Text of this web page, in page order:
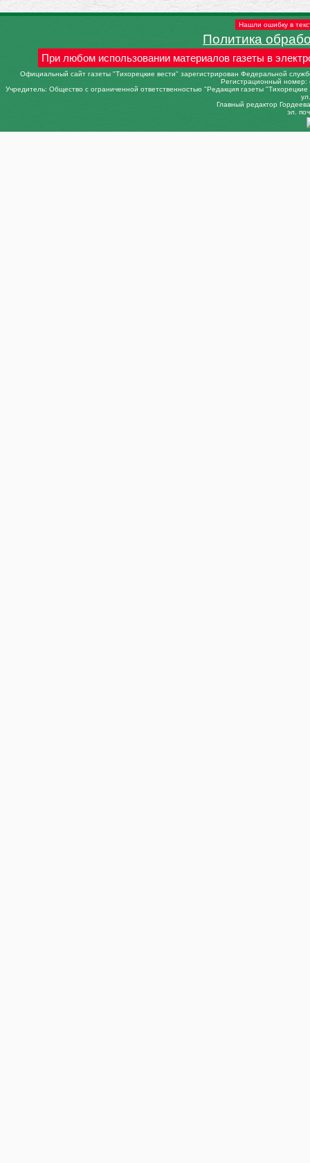
Нашли ошибку в
Политика
При любом использовании материалов газеты в
Официальный сайт газеты "Тихорецкие вести" зарегистрирован Федеральной
Регистрационный
Учредитель: Общество с ограниченной ответственностью "Редакция газеты
Главный редактор
эл.